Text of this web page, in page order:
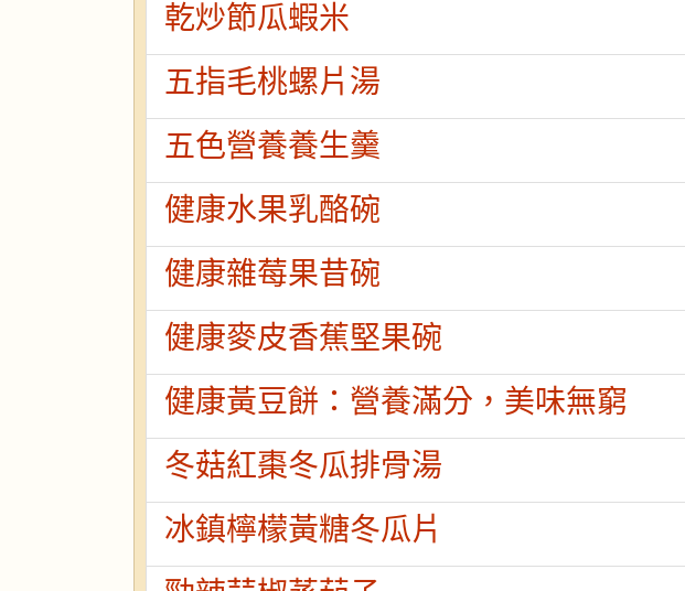
乾炒節瓜蝦米
五指毛桃螺片湯
五色營養養生羹
健康水果乳酪碗
健康雜莓果昔碗
健康麥皮香蕉堅果碗
健康黃豆餅：營養滿分，美味無窮
冬菇紅棗冬瓜排骨湯
冰鎮檸檬黃糖冬瓜片